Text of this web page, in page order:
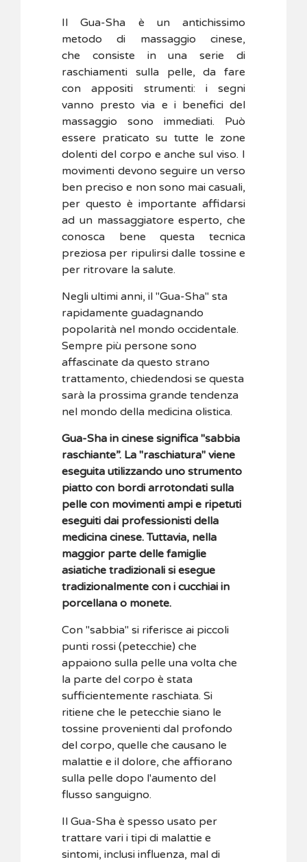
Il Gua-Sha è un antichissimo
metodo di massaggio cinese,
che consiste in una serie di
raschiamenti sulla pelle, da fare
con appositi strumenti: i segni
vanno presto via e i benefici del
massaggio sono immediati. Può
essere praticato su tutte le zone
dolenti del corpo e anche sul viso. I
movimenti devono seguire un verso
ben preciso e non sono mai casuali,
per questo è importante affidarsi
ad un massaggiatore esperto, che
conosca bene questa tecnica
preziosa per ripulirsi dalle tossine e
per ritrovare la salute.
Negli ultimi anni, il "Gua-Sha" sta
rapidamente guadagnando
popolarità nel mondo occidentale.
Sempre più persone sono
affascinate da questo strano
trattamento, chiedendosi se questa
sarà la prossima grande tendenza
nel mondo della medicina olistica.
Gua-Sha in cinese significa "sabbia
raschiante”. La "raschiatura" viene
eseguita utilizzando uno strumento
piatto con bordi arrotondati sulla
pelle con movimenti ampi e ripetuti
eseguiti dai professionisti della
medicina cinese. Tuttavia, nella
maggior parte delle famiglie
asiatiche tradizionali si esegue
tradizionalmente con i cucchiai in
porcellana o monete.
Con "sabbia" si riferisce ai piccoli
punti rossi (petecchie) che
appaiono sulla pelle una volta che
la parte del corpo è stata
sufficientemente raschiata. Si
ritiene che le petecchie siano le
tossine provenienti dal profondo
del corpo, quelle che causano le
malattie e il dolore, che affiorano
sulla pelle dopo l'aumento del
flusso sanguigno.
Il Gua-Sha è spesso usato per
trattare vari i tipi di malattie e
sintomi, inclusi influenza, mal di